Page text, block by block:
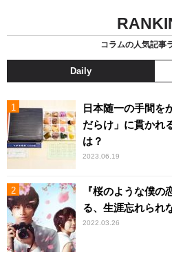
コラムの人気記事
Daily
日本随一の手間を
だらけ」に貫かれ
は？
2023.06.19
『桜のような僕
る、生涯忘れられ
2022.03.26